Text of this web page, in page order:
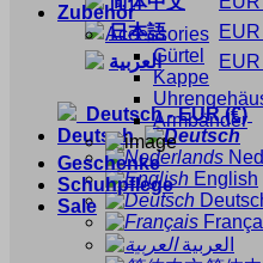
日本語
EUR
العربية
EUR
Deutsch-EUR (€)
Deutsch
English
العربية
Zubehör
Accessories
Gürtel
Kappe
Armbänder
Geschenke
Schuhpflege
Sale